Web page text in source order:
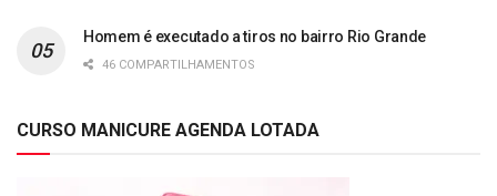
Homem é executado a tiros no bairro Rio Grande
46 COMPARTILHAMENTOS
CURSO MANICURE AGENDA LOTADA